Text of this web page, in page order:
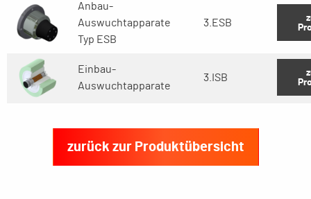
Anbau-
Auswuchtapparate
Typ ESB
3.ESB
Einbau-
Auswuchtapparate
3.ISB
zurück zur Produktübersicht